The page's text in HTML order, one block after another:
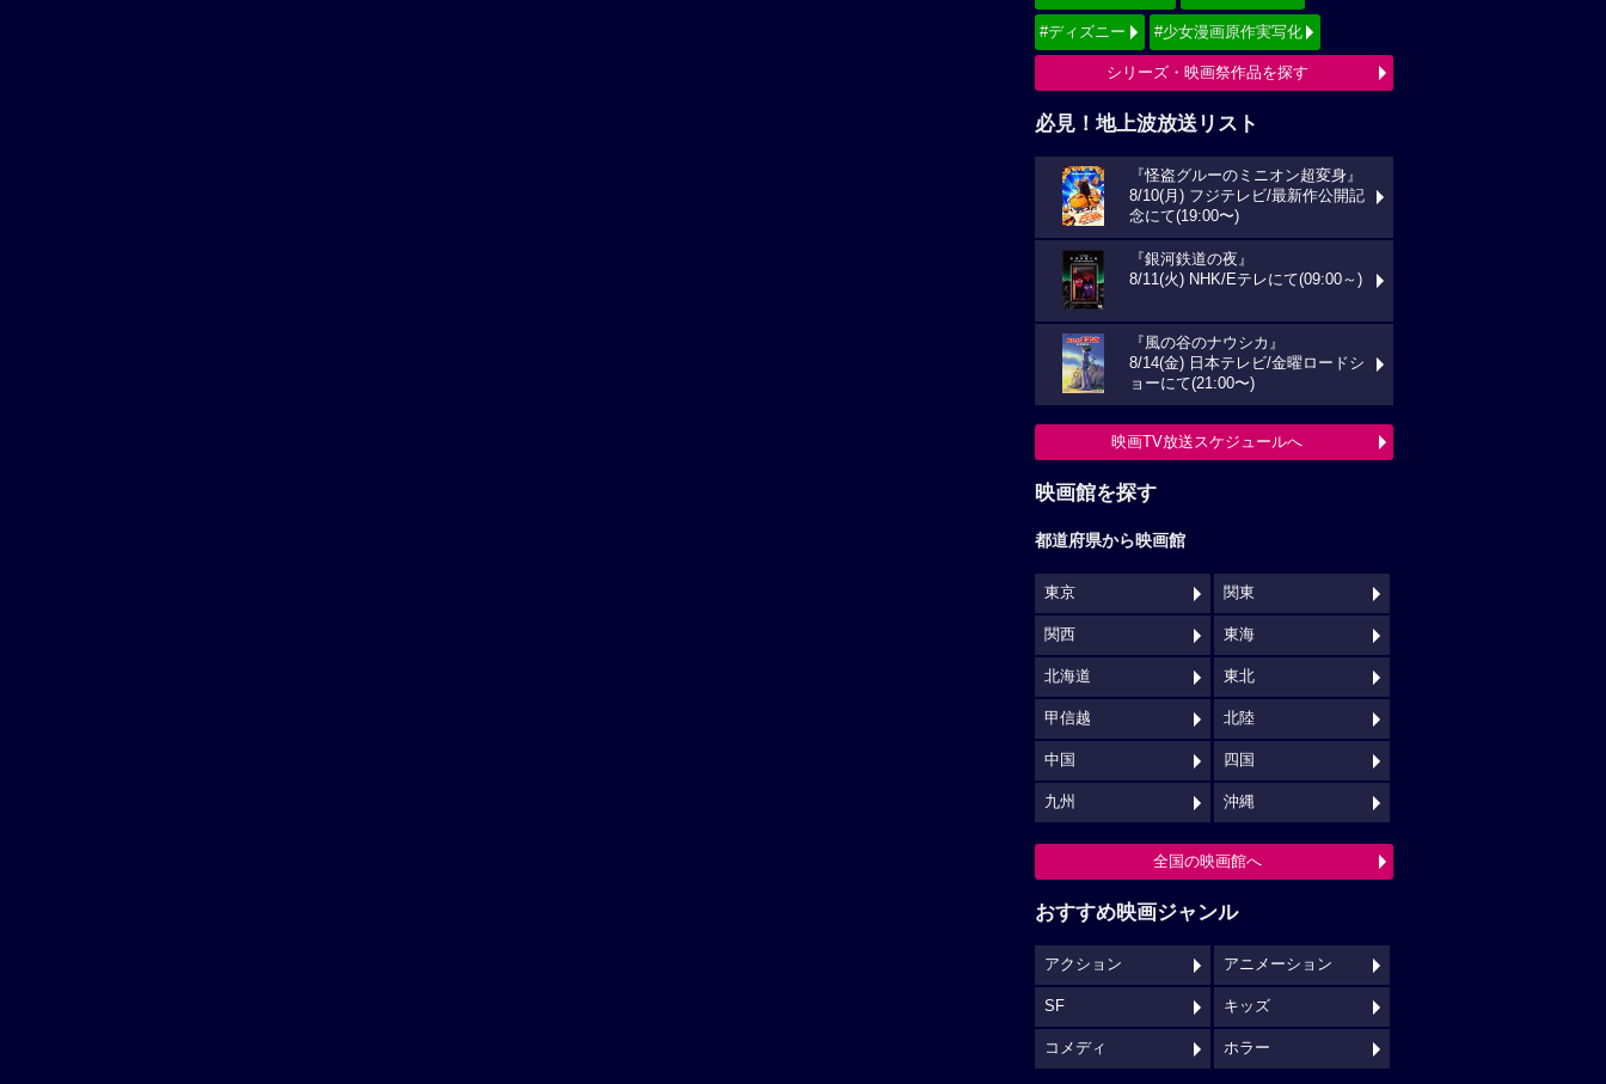
#ディズニー #少女漫画原作実写化
シリーズ・映画祭作品を探す
必見！地上波放送リスト
『怪盗グルーのミニオン超変身』
8/10(月) フジテレビ/最新作公開記
念にて(19:00〜)
『銀河鉄道の夜』
8/11(火) NHK/Eテレにて(09:00～)
『風の谷のナウシカ』
8/14(金) 日本テレビ/金曜ロードシ
ョーにて(21:00〜)
映画TV放送スケジュールへ
映画館を探す
都道府県から映画館
東京 関東
関西 東海
北海道 東北
甲信越 北陸
中国 四国
九州 沖縄
全国の映画館へ
おすすめ映画ジャンル
アクション アニメーション
SF キッズ
コメディ ホラー